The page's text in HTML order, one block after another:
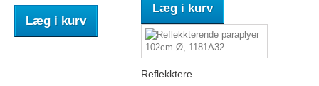
Læg i kurv
Læg i kurv
Reflekktere...